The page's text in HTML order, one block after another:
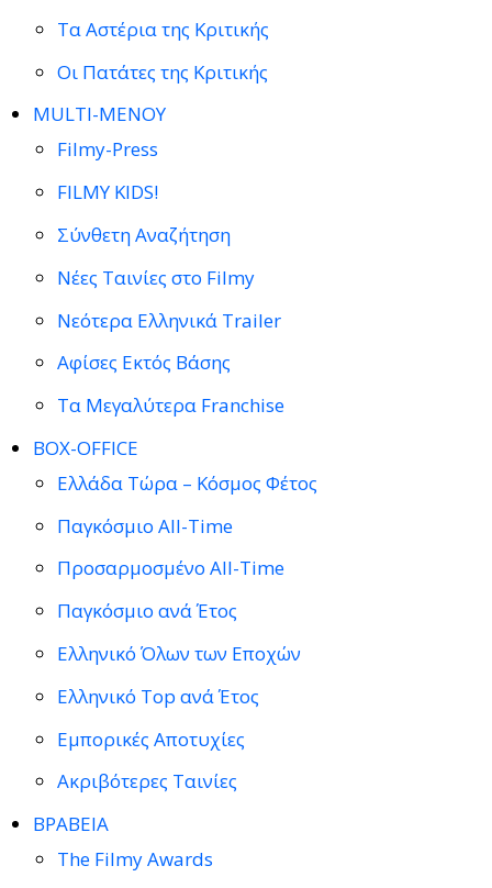
Τα Αστέρια της Κριτικής
Οι Πατάτες της Κριτικής
MULTI-ΜΕΝΟΥ
Filmy-Press
FILMY KIDS!
Σύνθετη Αναζήτηση
Νέες Ταινίες στο Filmy
Νεότερα Ελληνικά Trailer
Αφίσες Εκτός Βάσης
Τα Μεγαλύτερα Franchise
BOX-OFFICE
Ελλάδα Τώρα – Κόσμος Φέτος
Παγκόσμιο All-Time
Προσαρμοσμένο All-Time
Παγκόσμιο ανά Έτος
Ελληνικό Όλων των Εποχών
Ελληνικό Top ανά Έτος
Εμπορικές Αποτυχίες
Ακριβότερες Ταινίες
ΒΡΑΒΕΙΑ
The Filmy Awards